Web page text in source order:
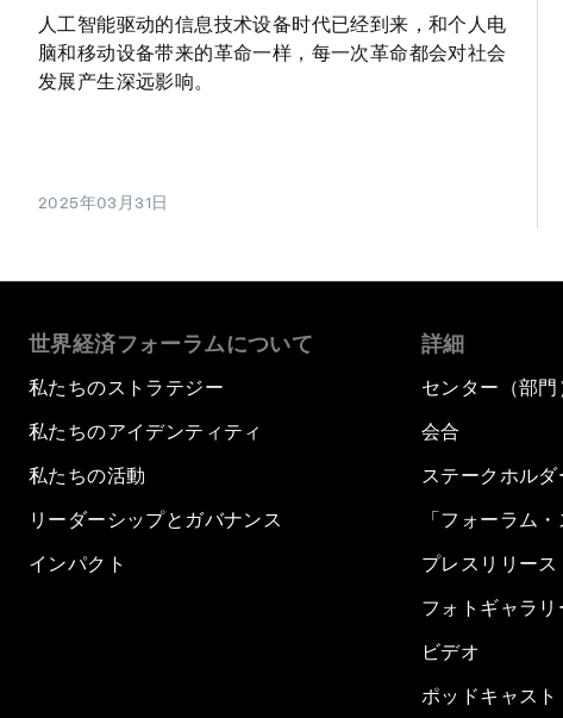
人工智能驱动的信息技术设备时代已经到来，和个人电
脑和移动设备带来的革命一样，每一次革命都会对社会
发展产生深远影响。
2025年03月31日
世界経済フォーラムについて
私たちのストラテジー
私たちのアイデンティティ
私たちの活動
リーダーシップとガバナンス
インパクト
詳細
センター（部門
会合
ステークホル
「フォーラム
プレスリリース
フォトギャラリ
ビデオ
ポッドキャスト